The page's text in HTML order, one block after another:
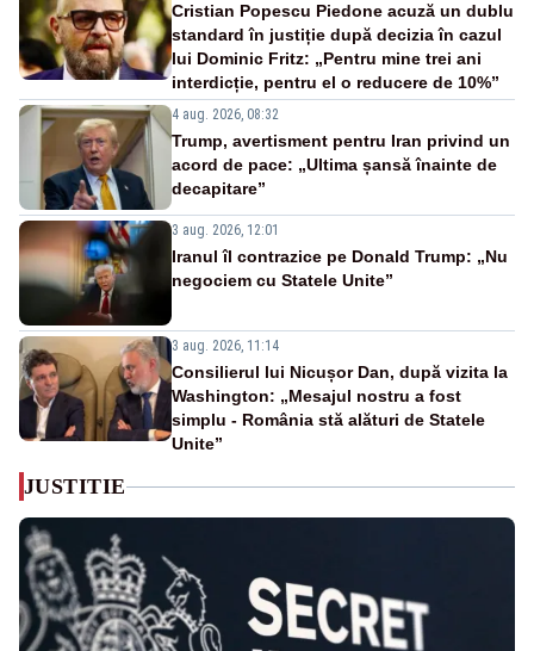
Cristian Popescu Piedone acuză un dublu
standard în justiție după decizia în cazul
lui Dominic Fritz: „Pentru mine trei ani
interdicție, pentru el o reducere de 10%”
4 aug. 2026, 08:32
Trump, avertisment pentru Iran privind un
acord de pace: „Ultima șansă înainte de
decapitare”
3 aug. 2026, 12:01
Iranul îl contrazice pe Donald Trump: „Nu
negociem cu Statele Unite”
3 aug. 2026, 11:14
Consilierul lui Nicușor Dan, după vizita la
Washington: „Mesajul nostru a fost
simplu - România stă alături de Statele
Unite”
JUSTITIE